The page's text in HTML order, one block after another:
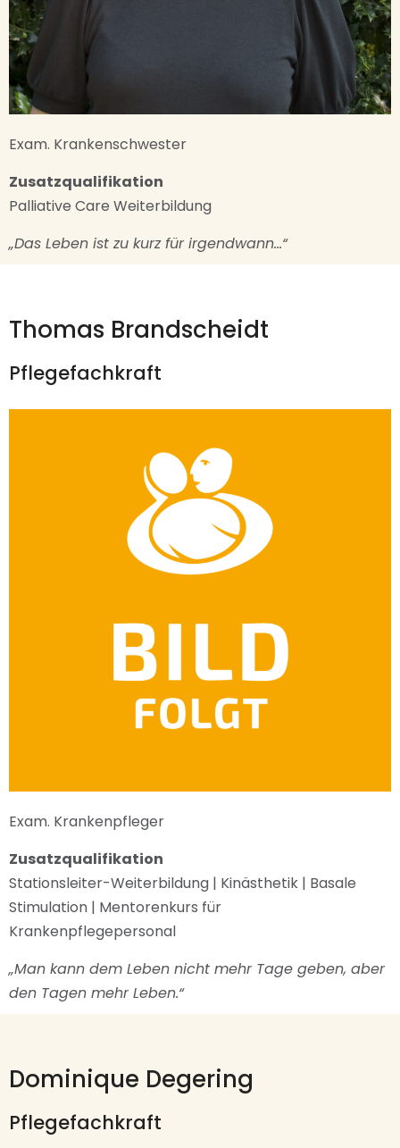
Exam. Krankenschwester
Zusatzqualifikation
Palliative Care Weiterbildung
„Das Leben ist zu kurz für irgendwann…“
Thomas Brandscheidt
Pflegefachkraft
Exam. Krankenpfleger
Zusatzqualifikation
Stationsleiter-Weiterbildung | Kinästhetik | Basale
Stimulation | Mentorenkurs für
Krankenpflegepersonal
„Man kann dem Leben nicht mehr Tage geben, aber
den Tagen mehr Leben.“
Dominique Degering
Pflegefachkraft